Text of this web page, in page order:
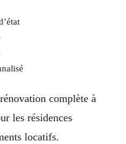
complète à
les résidences
locatifs.